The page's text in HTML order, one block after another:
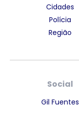
Cidades
Polícia
Região
Social
Gil Fuentes